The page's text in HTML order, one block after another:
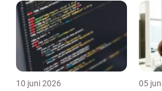
10 juni 2026 05